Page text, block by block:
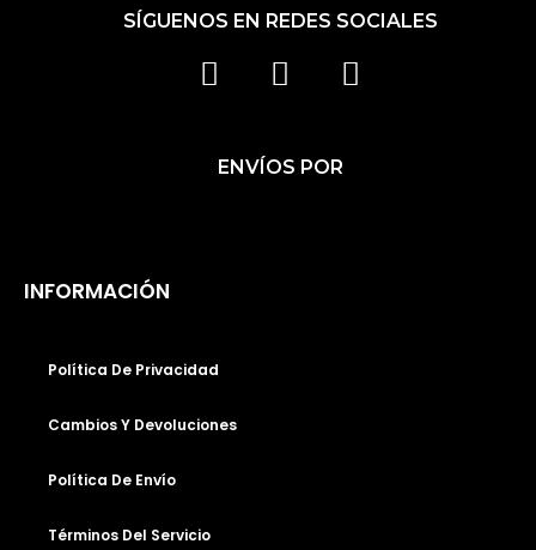
INFORMACIÓN
Política De Privacidad
Cambios Y Devoluciones
Política De Envío
Términos Del Servicio
SÍGUENOS EN REDES SOCIALES
F
C
E
I
S
T
T
ENVÍOS POR
Mandarte Los Nuevos Modelos